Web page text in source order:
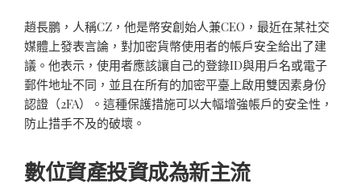
趙長鵬，人稱CZ，他是幣安創始人兼CEO，最近在某社交
媒體上發表言論，對加密貨幣使用者的帳戶安全給出了建
議。他表示，使用者應該讓自己的登錄ID與用戶名或電子
郵件地址不同，並且在所有的加密平臺上啟用雙因素身份
認證（2FA）。這種保護措施可以大幅增強帳戶的安全性，
防止措手不及的破壞。
數位資產投資成為新主流